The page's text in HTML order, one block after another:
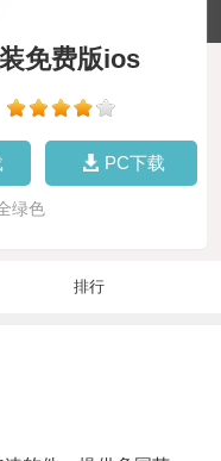
免费版ios
PC下载
绿色
排行